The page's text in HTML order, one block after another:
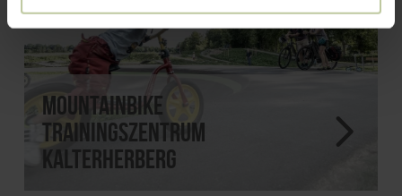
Mountainbike
Trainingszentrum
Kalterherberg